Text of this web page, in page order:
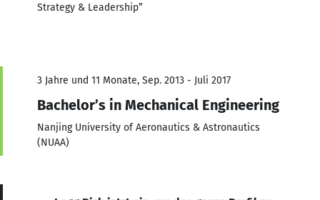
Strategy & Leadership”
3 Jahre und 11 Monate, Sep. 2013 - Juli 2017
Bachelor’s in Mechanical Engineering
Nanjing University of Aeronautics & Astronautics
(NUAA)